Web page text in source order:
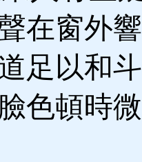
在窗外
足以和
色頓時